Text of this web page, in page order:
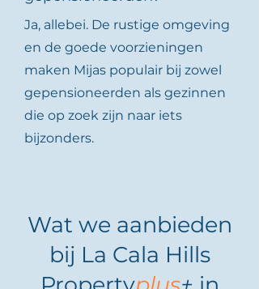
Ja, allebei. De rustige omgeving
en de goede voorzieningen
maken Mijas populair bij zowel
gepensioneerden als gezinnen
die op zoek zijn naar iets
bijzonders.
Wat we aanbieden
bij La Cala Hills